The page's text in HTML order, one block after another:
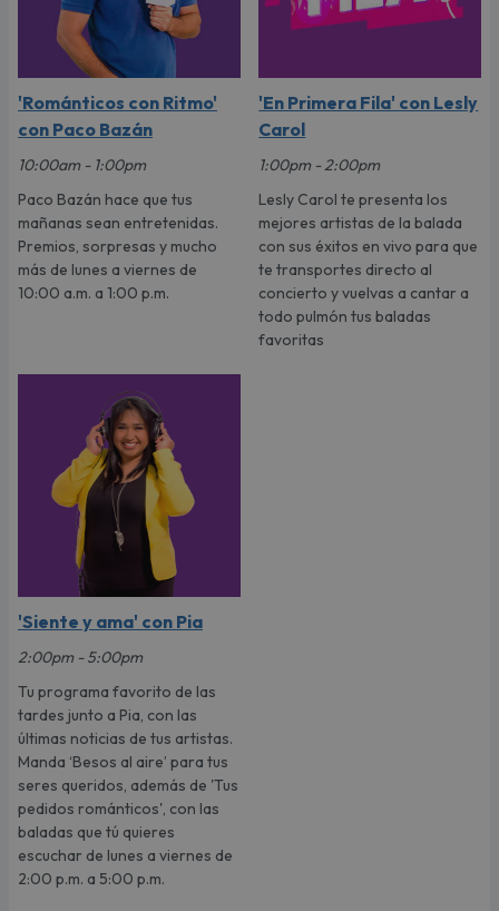
'Románticos con Ritmo'
con Paco Bazán
10:00am - 1:00pm
Paco Bazán hace que tus
mañanas sean entretenidas.
Premios, sorpresas y mucho
más de lunes a viernes de
10:00 a.m. a 1:00 p.m.
'En Primera Fila' con Lesly
Carol
1:00pm - 2:00pm
Lesly Carol te presenta los
mejores artistas de la balada
con sus éxitos en vivo para que
te transportes directo al
concierto y vuelvas a cantar a
todo pulmón tus baladas
favoritas
'Siente y ama' con Pia
2:00pm - 5:00pm
Tu programa favorito de las
tardes junto a Pia, con las
últimas noticias de tus artistas.
Manda ‘Besos al aire’ para tus
seres queridos, además de 'Tus
pedidos románticos', con las
baladas que tú quieres
escuchar de lunes a viernes de
2:00 p.m. a 5:00 p.m.